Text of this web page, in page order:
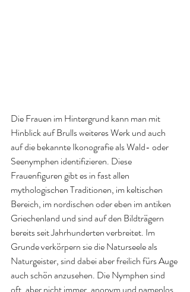
Die Frauen im Hintergrund kann man mit
Hinblick auf Brulls weiteres Werk und auch
auf die bekannte Ikonografie als Wald- oder
Seenymphen identifizieren. Diese
Frauenfiguren gibt es in fast allen
mythologischen Traditionen, im keltischen
Bereich, im nordischen oder eben im antiken
Griechenland und sind auf den Bildträgern
bereits seit Jahrhunderten verbreitet. Im
Grunde verkörpern sie die Naturseele als
Naturgeister, sind dabei aber freilich fürs Auge
auch schön anzusehen. Die Nymphen sind
oft, aber nicht immer, anonym und namenlos,